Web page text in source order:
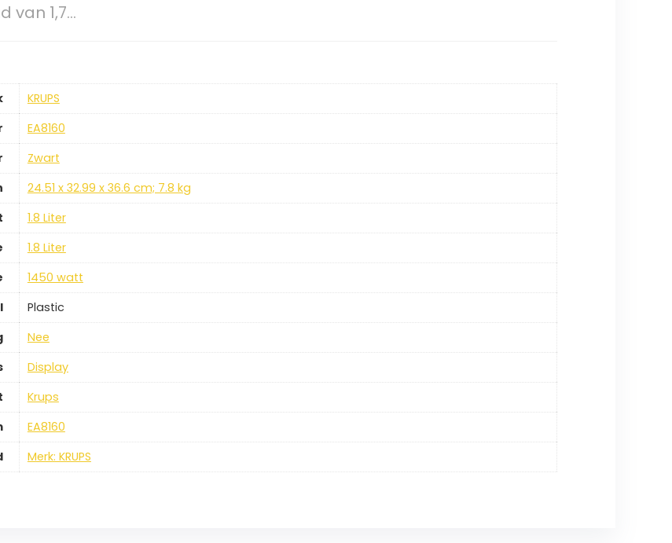
van 1,7…
KRUPS
EA8160
Zwart
24.51 x 32.99 x 36.6 cm; 7.8 kg
1.8 Liter
1.8 Liter
1450 watt
Plastic
Nee
Display
Krups
EA8160
Merk: KRUPS